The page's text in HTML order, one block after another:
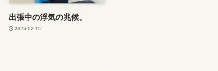
出張中の浮気の兆候。
2025-02-15